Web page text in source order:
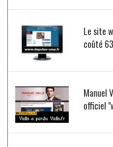
Le site
coûté
Manuel
officiel